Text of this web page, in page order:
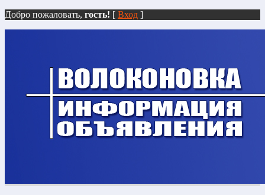
Добро пожаловать, гость! [ Вход ]